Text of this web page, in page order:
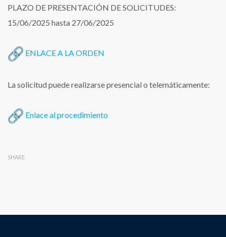
PLAZO DE PRESENTACIÓN DE SOLICITUDES:
15/06/2025 hasta 27/06/2025
ENLACE A LA ORDEN
La solicitud puede realizarse presencial o telemáticamente:
Enlace al procedimiento
SHARE